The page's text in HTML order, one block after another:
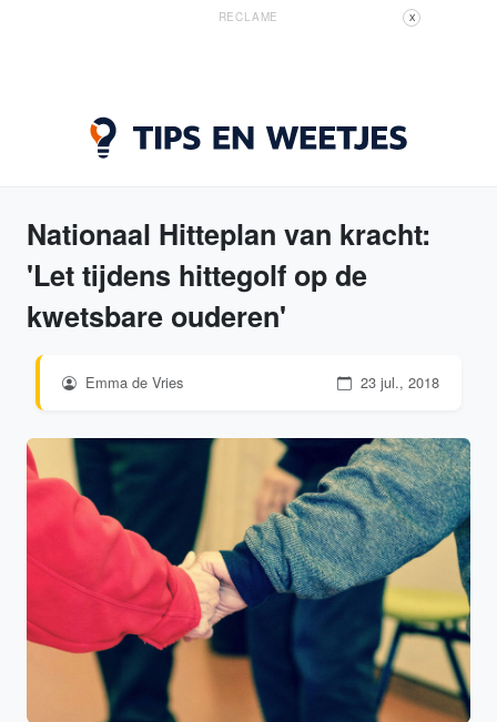
RECLAME X
Nationaal Hitteplan van kracht:
'Let tijdens hittegolf op de
kwetsbare ouderen'
Emma de Vries 23 jul., 2018